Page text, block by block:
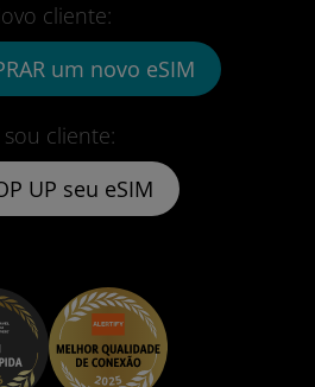
sou cliente:
UP seu eSIM
cliente:
um novo eSIM